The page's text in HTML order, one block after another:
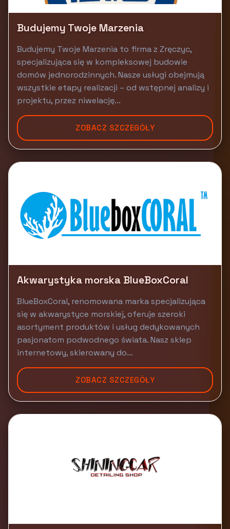
Budujemy Twoje Marzenia
Budujemy Twoje Marzenia to firma z Zręczyc,
specjalizująca się w kompleksowej budowie
domów jednorodzinnych. Nasze usługi obejmują
wszystkie etapy realizacji – od wstępnej analizy i
projektu, przez niwelację...
ZOBACZ SZCZEGÓŁY
Akwarystyka morska BlueBoxCoral
BlueBoxCoral, renomowana marka specjalizująca
się w akwarystyce morskiej, oferuje szeroki
asortyment produktów i usług dedykowanych
pasjonatom podwodnego świata. Nasz sklep
internetowy, skierowany do...
ZOBACZ SZCZEGÓŁY